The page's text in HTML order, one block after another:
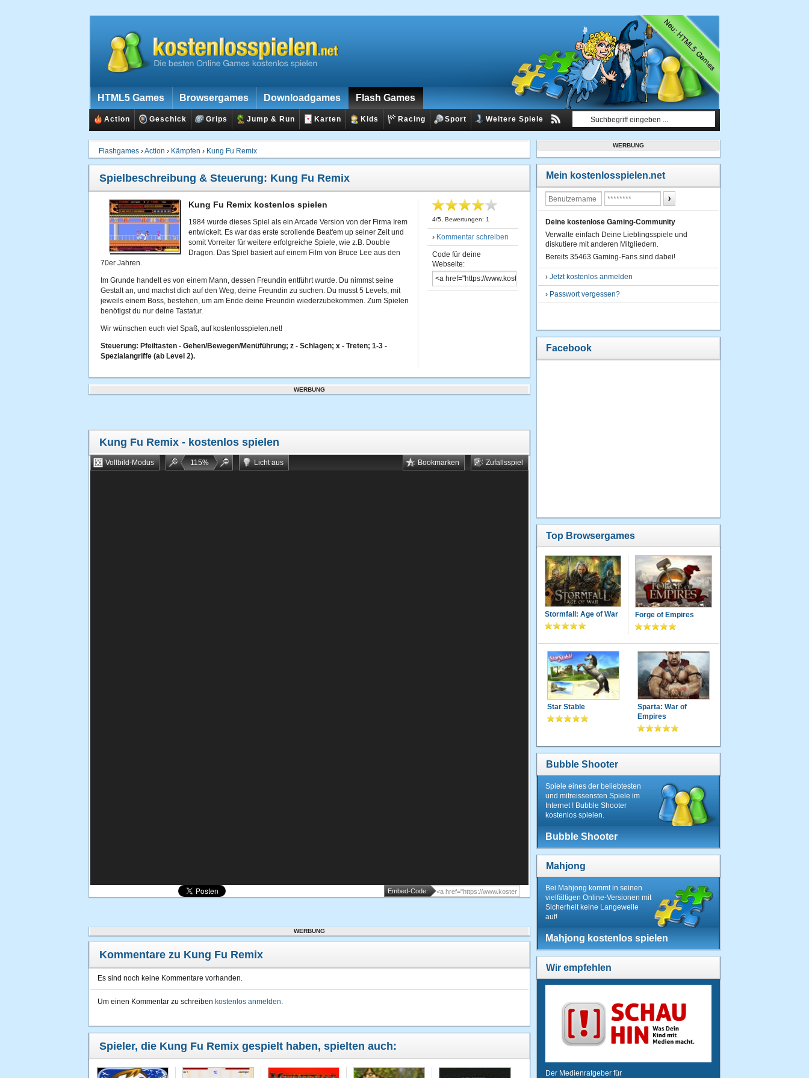
HTML5 Games Browsergames Downloadgames Flash Games
Action Geschick Grips Jump & Run Karten Kids Racing Sport Weitere Spiele
Flashgames ›Action › Kämpfen › Kung Fu Remix
Spielbeschreibung & Steuerung: Kung Fu Remix
Kung Fu Remix kostenlos spielen
1984 wurde dieses Spiel als ein Arcade Version von der Firma Irem
entwickelt. Es war das erste scrollende Beat'em up seiner Zeit und
somit Vorreiter für weitere erfolgreiche Spiele, wie z.B. Double
Dragon. Das Spiel basiert auf einem Film von Bruce Lee aus den
70er Jahren.
Im Grunde handelt es von einem Mann, dessen Freundin entführt wurde. Du nimmst seine
Gestalt an, und machst dich auf den Weg, deine Freundin zu suchen. Du musst 5 Levels, mit
jeweils einem Boss, bestehen, um am Ende deine Freundin wiederzubekommen. Zum Spielen
benötigst du nur deine Tastatur.
Wir wünschen euch viel Spaß, auf kostenlosspielen.net!
Steuerung: Pfeiltasten - Gehen/Bewegen/Menüführung; z - Schlagen; x - Treten; 1-3 -
Spezialangriffe (ab Level 2).
4/5 , Bewertungen: 1
› Kommentar schreiben
Code für deine
Webseite:
WERBUNG
Kung Fu Remix - kostenlos spielen
Vollbild-Modus 115% Licht aus Zufallsspiel
Bookmarken
Embed-Code:
WERBUNG
Kommentare zu Kung Fu Remix
Es sind noch keine Kommentare vorhanden.
Um einen Kommentar zu schreiben kostenlos anmelden.
Spieler, die Kung Fu Remix gespielt haben, spielten auch:
WERBUNG
Mein kostenlosspielen.net
Deine kostenlose Gaming-Community
Verwalte einfach Deine Lieblingsspiele und
diskutiere mit anderen Mitgliedern.
Bereits 35463 Gaming-Fans sind dabei!
› Jetzt kostenlos anmelden
› Passwort vergessen?
Facebook
Top Browsergames
Stormfall: Age of War Forge of Empires
Star Stable
Sparta: War of
Empires
Bubble Shooter
Spiele eines der beliebtesten
und mitreissensten Spiele im
Internet ! Bubble Shooter
kostenlos spielen.
Bubble Shooter
Mahjong
Bei Mahjong kommt in seinen
vielfältigen Online-Versionen mit
Sicherheit keine Langeweile
auf!
Mahjong kostenlos spielen
Wir empfehlen
Der Medienratgeber für